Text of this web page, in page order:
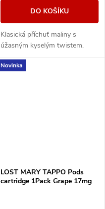
DO KOŠÍKU
Klasická příchuť maliny s
úžasným kyselým twistem.
Novinka
LOST MARY TAPPO Pods
cartridge 1Pack Grape 17mg